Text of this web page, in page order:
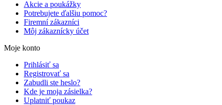
Akcie a poukážky
Potrebujete ďalšiu pomoc?
Firemní zákazníci
Môj zákaznícky účet
Moje konto
Prihlásiť sa
Registrovať sa
Zabudli ste heslo?
Kde je moja zásielka?
Uplatniť poukaz